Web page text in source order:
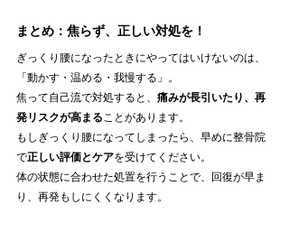
まとめ：焦らず、正しい対処を！
ぎっくり腰になったときにやってはいけないのは、
「動かす・温める・我慢する」。
焦って自己流で対処すると、 痛みが長引いたり、再
発リスクが高まることがあります。
もしぎっくり腰になってしまったら、早めに整骨院
で正しい評価とケアを受けてください。
体の状態に合わせた処置を行うことで、回復が早ま
り、再発もしにくくなります。